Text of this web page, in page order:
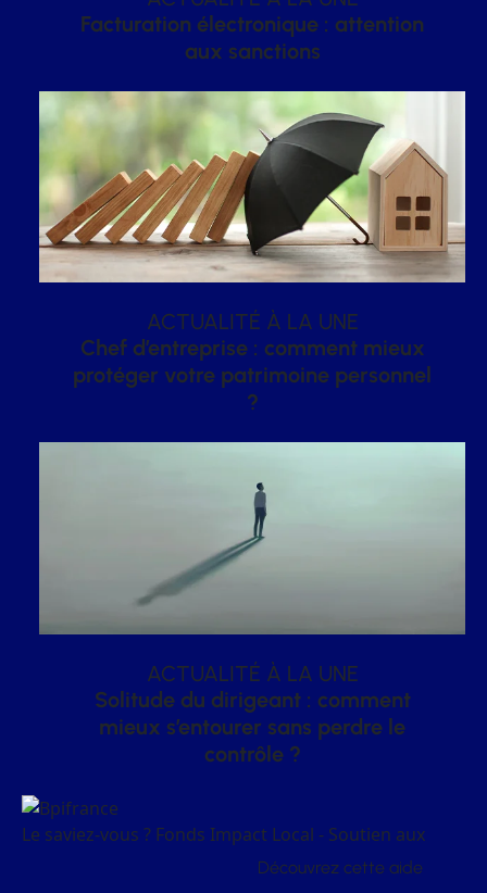
Facturation électronique : attention
aux sanctions
ACTUALITÉ À LA UNE
Chef d’entreprise : comment mieux
protéger votre patrimoine personnel
?
ACTUALITÉ À LA UNE
Solitude du dirigeant : comment
mieux s’entourer sans perdre le
contrôle ?
Le saviez-vous ? Fonds Impact Local - Soutien aux
Découvrez cette aide